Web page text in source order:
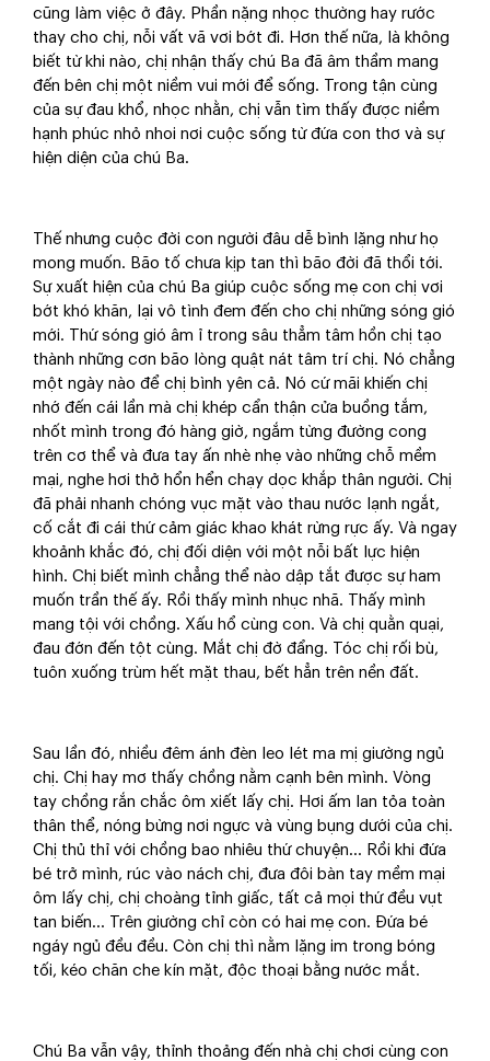
cũng làm việc ở đây. Phần nặng nhọc thường hay rước
thay cho chị, nỗi vất vã vơi bớt đi. Hơn thế nữa, là không
biết từ khi nào, chị nhận thấy chú Ba đã âm thầm mang
đến bên chị một niềm vui mới để sống. Trong tận cùng
của sự đau khổ, nhọc nhằn, chị vẫn tìm thấy được niềm
hạnh phúc nhỏ nhoi nơi cuộc sống từ đứa con thơ và sự
hiện diện của chú Ba.
Thế nhưng cuộc đời con người đâu dễ bình lặng như họ
mong muốn. Bão tố chưa kịp tan thì bão đời đã thổi tới.
Sự xuất hiện của chú Ba giúp cuộc sống mẹ con chị vơi
bớt khó khăn, lại vô tình đem đến cho chị những sóng gió
mới. Thứ sóng gió âm ỉ trong sâu thẳm tâm hồn chị tạo
thành những cơn bão lòng quật nát tâm trí chị. Nó chẳng
một ngày nào để chị bình yên cả. Nó cứ mãi khiến chị
nhớ đến cái lần mà chị khép cẩn thận cửa buồng tắm,
nhốt mình trong đó hàng giờ, ngắm từng đường cong
trên cơ thể và đưa tay ấn nhè nhẹ vào những chỗ mềm
mại, nghe hơi thở hổn hển chạy dọc khắp thân người. Chị
đã phải nhanh chóng vục mặt vào thau nước lạnh ngắt,
cố cắt đi cái thứ cảm giác khao khát rừng rực ấy. Và ngay
khoảnh khắc đó, chị đối diện với một nỗi bất lực hiện
hình. Chị biết mình chẳng thể nào dập tắt được sự ham
muốn trần thế ấy. Rồi thấy mình nhục nhã. Thấy mình
mang tội với chồng. Xấu hổ cùng con. Và chị quằn quại,
đau đớn đến tột cùng. Mắt chị đờ đẩng. Tóc chị rối bù,
tuôn xuống trùm hết mặt thau, bết hẳn trên nền đất.
Sau lần đó, nhiều đêm ánh đèn leo lét ma mị giường ngủ
chị. Chị hay mơ thấy chồng nằm cạnh bên mình. Vòng
tay chồng rắn chắc ôm xiết lấy chị. Hơi ấm lan tỏa toàn
thân thể, nóng bừng nơi ngực và vùng bụng dưới của chị.
Chị thủ thỉ với chồng bao nhiêu thứ chuyện… Rồi khi đứa
bé trở mình, rúc vào nách chị, đưa đôi bàn tay mềm mại
ôm lấy chị, chị choàng tỉnh giấc, tất cả mọi thứ đều vụt
tan biến… Trên giường chỉ còn có hai mẹ con. Đứa bé
ngáy ngủ đều đều. Còn chị thì nằm lặng im trong bóng
tối, kéo chăn che kín mặt, độc thoại bằng nước mắt.
Chú Ba vẫn vậy, thỉnh thoảng đến nhà chị chơi cùng con